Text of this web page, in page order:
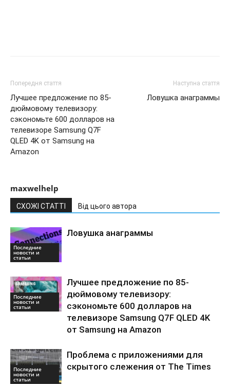
Попередня стаття
Лучшее предложение по 85-
дюймовому телевизору:
сэкономьте 600 долларов на
телевизоре Samsung Q7F
QLED 4K от Samsung на
Amazon
Наступна стаття
Ловушка анаграммы
maxwelhelp
СХОЖІ СТАТТІ Від цього автора
Последние
новости и
статьи
Ловушка анаграммы
Последние
новости и
статьи
Лучшее предложение по 85-
дюймовому телевизору:
сэкономьте 600 долларов на
телевизоре Samsung Q7F QLED 4K
от Samsung на Amazon
Последние
новости и
статьи
Проблема с приложениями для
скрытого слежения от The Times